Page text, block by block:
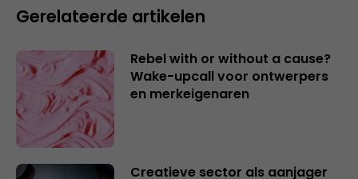
Gerelateerde artikelen
Rebel with or without a cause?
Wake-upcall voor ontwerpers
en merkeigenaren
Creatieve sector als aanjager